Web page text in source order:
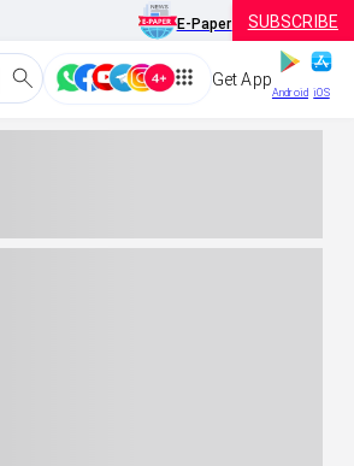
E-Paper SUBSCRIBE
Get App
Android iOS